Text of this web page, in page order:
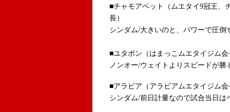
■チャモアペット（ムエタイ9冠王、
長）
シンダム/大きいのと、パワーで圧倒
■ユタポン（はまっこムエタイジム
ノンオー/ウェイトよりスピードが勝
■アラビア（アラビアムエタイジム
シンダム/前日計量なので試合当日は